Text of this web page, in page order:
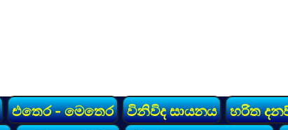
එතෙර - මෙතෙර විනිවිද සායනය හරිත